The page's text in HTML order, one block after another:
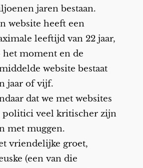
jaren bestaan.
website heeft een
leeftijd van 22 jaar,
het moment en de
website bestaat
jaar of vijf.
dat we met websites
politici veel kritischer zijn
met muggen.
vriendelijke groet,
(een van die